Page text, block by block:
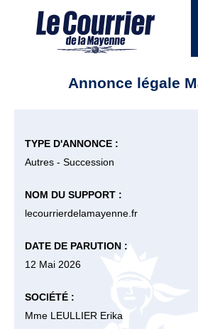
Annonce légale
TYPE D'ANNONCE :
Autres - Succession
NOM DU SUPPORT :
lecourrierdelamayenne.fr
DATE DE PARUTION :
12 Mai 2026
SOCIÉTÉ :
Mme LEULLIER Erika